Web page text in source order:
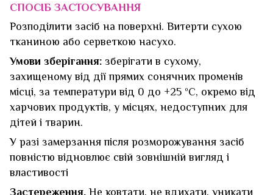
СПОСІБ ЗАСТОСУВАННЯ
Розподілити засіб на поверхні. Витерти сухою
тканиною або серветкою насухо.
Умови зберігання: зберігати в сухому,
захищеному від дії прямих сонячних променів
місці, за температури від 0 до +25 ºС, окремо від
харчових продуктів, у місцях, недоступних для
дітей і тварин.
У разі замерзання після розморожування засіб
повністю відновлює свій зовнішній вигляд і
властивості
Застереження. Не ковтати, не вдихати, уникати